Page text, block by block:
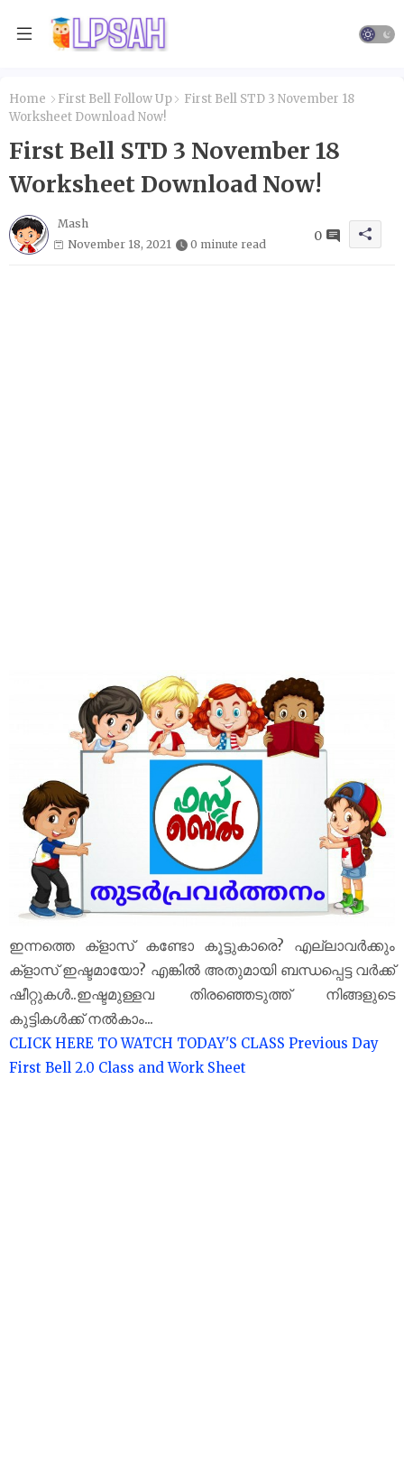
Home First Bell Follow Up
First Bell STD 3 November 18
Worksheet Download Now!
First Bell STD 3 November 18
Worksheet Download Now!
Mash
November 18, 2021
0 minute read
0
ഇന്നത്തെ ക്‌ളാസ് കണ്ടോ കൂട്ടുകാരെ? എല്ലാവർക്കും
ക്‌ളാസ് ഇഷ്ടമായോ? എങ്കിൽ അതുമായി ബന്ധപ്പെട്ട വർക്ക്
ഷീറ്റുകൾ..ഇഷ്ടമുള്ളവ തിരഞ്ഞെടുത്ത് നിങ്ങളുടെ
കുട്ടികൾക്ക് നൽകാം...
CLICK HERE TO WATCH TODAY'S CLASS Previous Day
First Bell 2.0 Class and Work Sheet